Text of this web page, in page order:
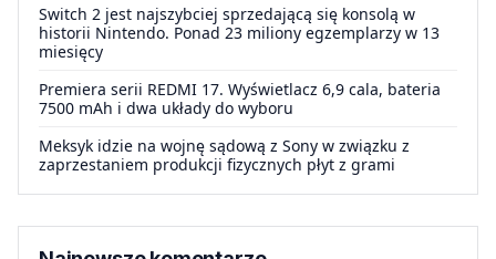
Switch 2 jest najszybciej sprzedającą się konsolą w
historii Nintendo. Ponad 23 miliony egzemplarzy w 13
miesięcy
Premiera serii REDMI 17. Wyświetlacz 6,9 cala, bateria
7500 mAh i dwa układy do wyboru
Meksyk idzie na wojnę sądową z Sony w związku z
zaprzestaniem produkcji fizycznych płyt z grami